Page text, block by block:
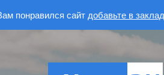
понравился сайт добавьте в